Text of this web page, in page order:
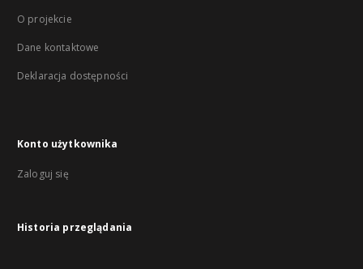
O projekcie
Dane kontaktowe
Deklaracja dostępności
Konto użytkownika
Zaloguj się
Historia przeglądania